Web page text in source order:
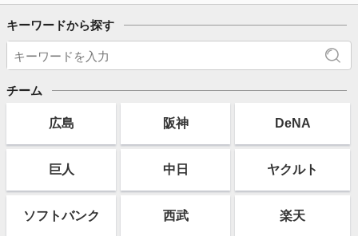
キーワードから探す
チーム
広島 阪神 DeNA
巨人 中日 ヤクルト
ソフトバンク 西武 楽天